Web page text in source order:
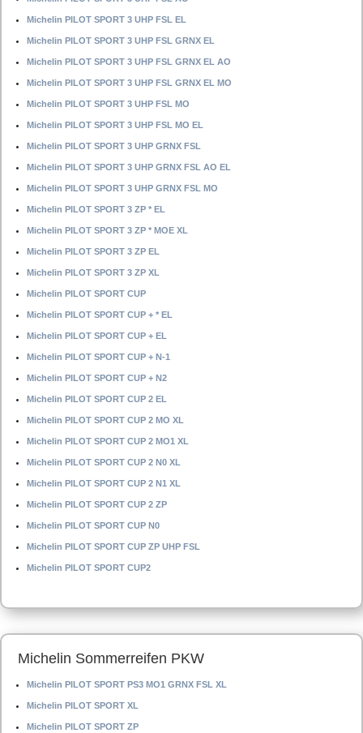
Michelin PILOT SPORT 3 UHP FSL EL
Michelin PILOT SPORT 3 UHP FSL GRNX EL
Michelin PILOT SPORT 3 UHP FSL GRNX EL AO
Michelin PILOT SPORT 3 UHP FSL GRNX EL MO
Michelin PILOT SPORT 3 UHP FSL MO
Michelin PILOT SPORT 3 UHP FSL MO EL
Michelin PILOT SPORT 3 UHP GRNX FSL
Michelin PILOT SPORT 3 UHP GRNX FSL AO EL
Michelin PILOT SPORT 3 UHP GRNX FSL MO
Michelin PILOT SPORT 3 ZP * EL
Michelin PILOT SPORT 3 ZP * MOE XL
Michelin PILOT SPORT 3 ZP EL
Michelin PILOT SPORT 3 ZP XL
Michelin PILOT SPORT CUP
Michelin PILOT SPORT CUP + * EL
Michelin PILOT SPORT CUP + EL
Michelin PILOT SPORT CUP + N-1
Michelin PILOT SPORT CUP + N2
Michelin PILOT SPORT CUP 2 EL
Michelin PILOT SPORT CUP 2 MO XL
Michelin PILOT SPORT CUP 2 MO1 XL
Michelin PILOT SPORT CUP 2 N0 XL
Michelin PILOT SPORT CUP 2 N1 XL
Michelin PILOT SPORT CUP 2 ZP
Michelin PILOT SPORT CUP N0
Michelin PILOT SPORT CUP ZP UHP FSL
Michelin PILOT SPORT CUP2
Michelin Sommerreifen PKW
Michelin PILOT SPORT PS3 MO1 GRNX FSL XL
Michelin PILOT SPORT XL
Michelin PILOT SPORT ZP